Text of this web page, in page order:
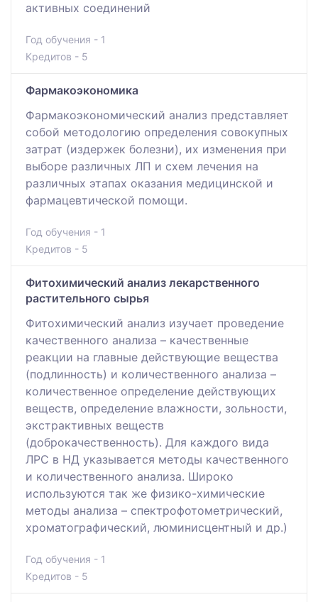
активных соединений
Год обучения - 1
Кредитов - 5
Фармакоэкономика
Фармакоэкономический анализ представляет
собой методологию определения совокупных
затрат (издержек болезни), их изменения при
выборе различных ЛП и схем лечения на
различных этапах оказания медицинской и
фармацевтической помощи.
Год обучения - 1
Кредитов - 5
Фитохимический анализ лекарственного
растительного сырья
Фитохимический анализ изучает проведение
качественного анализа – качественные
реакции на главные действующие вещества
(подлинность) и количественного анализа –
количественное определение действующих
веществ, определение влажности, зольности,
экстрактивных веществ
(доброкачественность). Для каждого вида
ЛРС в НД указывается методы качественного
и количественного анализа. Широко
используются так же физико-химические
методы анализа – спектрофотометрический,
хроматографический, люминисцентный и др.)
Год обучения - 1
Кредитов - 5